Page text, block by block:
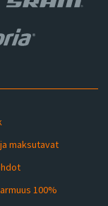
maksutavat
100%